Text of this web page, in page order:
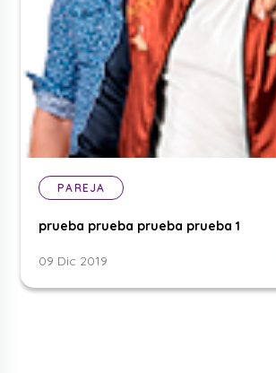
PAREJA
prueba prueba prueba prueba 1
09 Dic 2019